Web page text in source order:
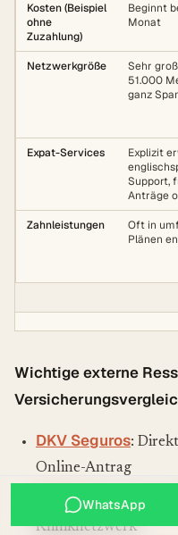
Kosten (Beispiel
ohne
Zuzahlung)
Beginnt
Monat
Netzwerkgröße
Sehr
51.000
ganz
Expat-Services
Explizit
Support,
Anträge
Zahnleistungen
Oft in
Plänen
Wichtige externe
DKV Seguros:
Online-Antrag
Sanitas: Premium-
Kliniknetzwerk
WhatsApp